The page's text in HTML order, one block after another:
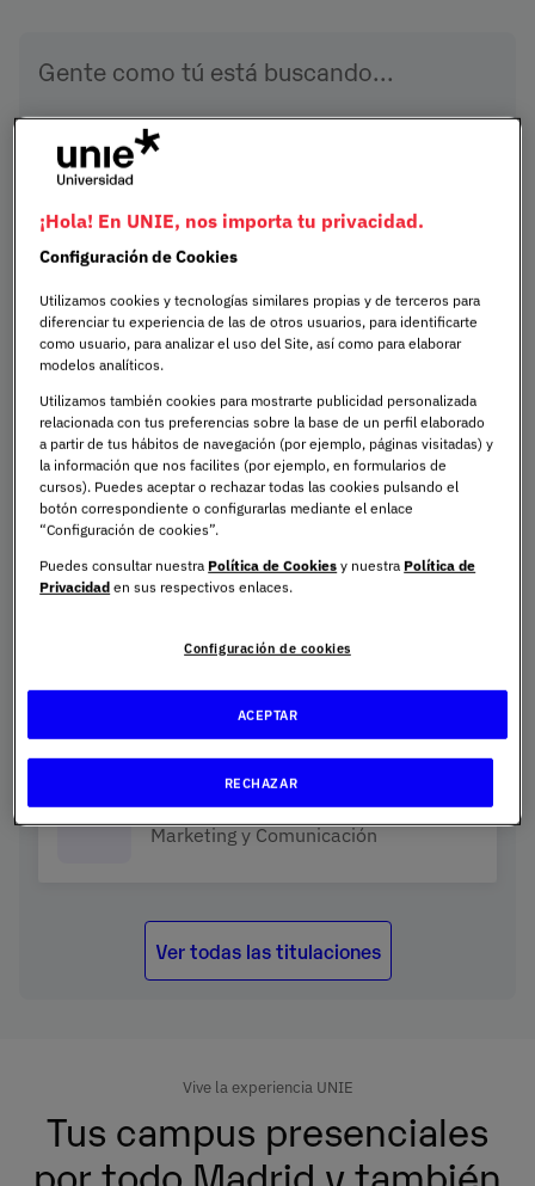
Gente como tú está buscando...
Ver todas las titulaciones
Ingeniería, Ciencia y Tecnología
Educación
Business & Tech
Derecho y RRII
Marketing y Comunicación
Vive la experiencia UNIE
Tus campus presenciales
por todo Madrid y también
¡Hola! En UNIE, nos importa tu privacidad.
Configuración de Cookies
Utilizamos cookies y tecnologías similares propias y de terceros para
diferenciar tu experiencia de las de otros usuarios, para identificarte
como usuario, para analizar el uso del Site, así como para elaborar
modelos analíticos.
Utilizamos también cookies para mostrarte publicidad personalizada
relacionada con tus preferencias sobre la base de un perfil elaborado
a partir de tus hábitos de navegación (por ejemplo, páginas visitadas) y
la información que nos facilites (por ejemplo, en formularios de
cursos). Puedes aceptar o rechazar todas las cookies pulsando el
botón correspondiente o configurarlas mediante el enlace
“Configuración de cookies”.
Puedes consultar nuestra Política de Cookies y nuestra Política de
Privacidad en sus respectivos enlaces.
Configuración de cookies
RECHAZAR
ACEPTAR